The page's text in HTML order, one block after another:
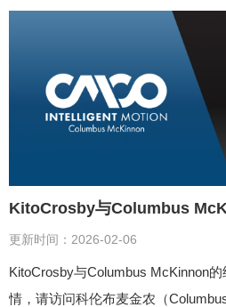
KitoCrosby与Columbus
更新时间：2026-02-06
KitoCrosby与Columbus McKinnon
情，请访问科伦布麦金农（